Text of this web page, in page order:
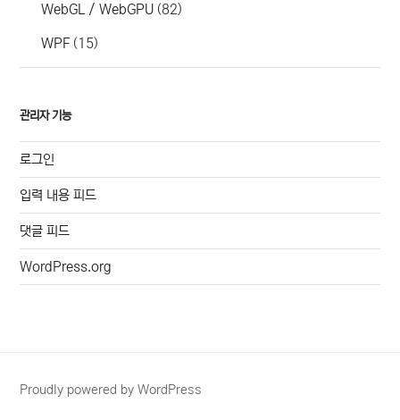
WebGL / WebGPU (82)
WPF (15)
관리자 기능
로그인
입력 내용 피드
댓글 피드
WordPress.org
Proudly powered by WordPress